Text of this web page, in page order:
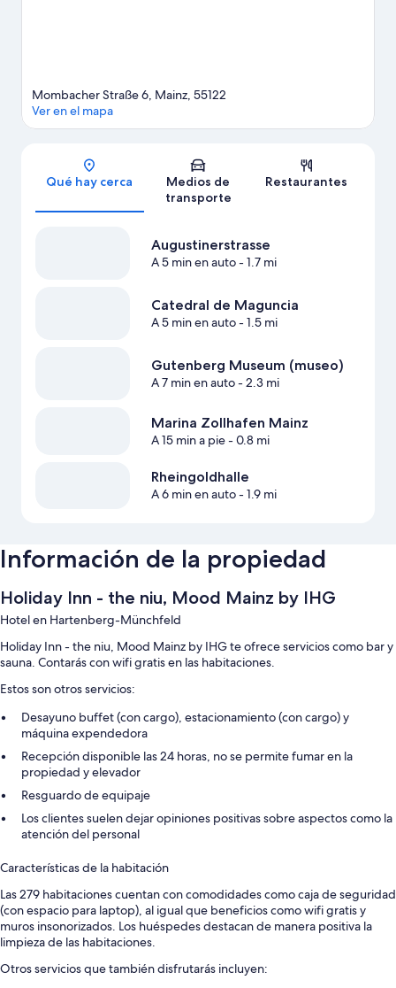
Sección del mapa
Mombacher Straße 6, Mainz, 55122
Ver en el mapa
Qué hay cerca
Medios de
transporte
Restaurantes
Augustinerstrasse
A 5 min en auto- 1.7 mi
Catedral de Maguncia
A 5 min en auto- 1.5 mi
Gutenberg Museum (museo)
A 7 min en auto- 2.3 mi
Marina Zollhafen Mainz
A 15 min a pie- 0.8 mi
Rheingoldhalle
A 6 min en auto- 1.9 mi
Información de la propiedad
Holiday Inn - the niu, Mood Mainz by IHG
Hotel en Hartenberg-Münchfeld
Holiday Inn - the niu, Mood Mainz by IHG te ofrece servicios como bar y
sauna. Contarás con wifi gratis en las habitaciones.
Estos son otros servicios:
Desayuno buffet (con cargo), estacionamiento (con cargo) y
máquina expendedora
Recepción disponible las 24 horas, no se permite fumar en la
propiedad y elevador
Resguardo de equipaje
Los clientes suelen dejar opiniones positivas sobre aspectos como la
atención del personal
Características de la habitación
Las 279 habitaciones cuentan con comodidades como caja de seguridad
(con espacio para laptop), al igual que beneficios como wifi gratis y
muros insonorizados. Los huéspedes destacan de manera positiva la
limpieza de las habitaciones.
Otros servicios que también disfrutarás incluyen: